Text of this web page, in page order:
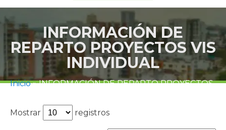
INFORMACIÓN DE
REPARTO PROYECTOS VIS
INDIVIDUAL
Inicio»INFORMACIÓN DE REPARTO PROYECTOS
Mostrar
registros